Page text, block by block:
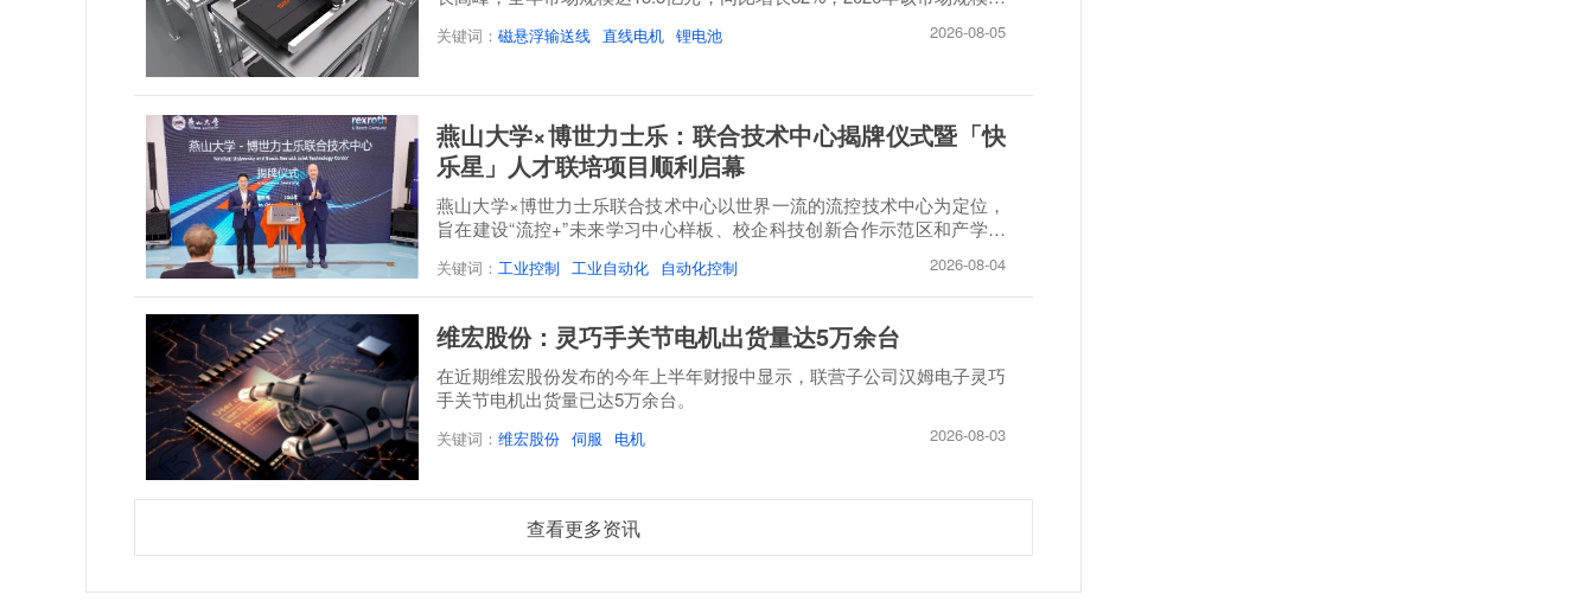
关键词： 磁悬浮输送线 直线电机 锂电池 2026-08-05
燕山大学×博世力士乐：联合技术中心揭牌仪式暨「快
乐星」人才联培项目顺利启幕
燕山大学×博世力士乐联合技术中心以世界一流的流控技术中心为定位，
旨在建设“流控+”未来学习中心样板、校企科技创新合作示范区和产学研
关键词： 工业控制 工业自动化 自动化控制 2026-08-04
维宏股份：灵巧手关节电机出货量达5万余台
在近期维宏股份发布的今年上半年财报中显示，联营子公司汉姆电子灵巧
手关节电机出货量已达5万余台。
关键词： 维宏股份 伺服 电机 2026-08-03
查看更多资讯